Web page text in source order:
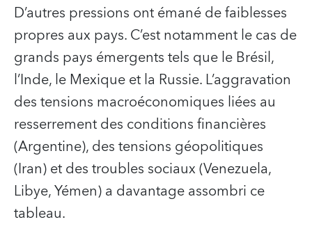
D’autres pressions ont émané de faiblesses
propres aux pays. C’est notamment le cas de
grands pays émergents tels que le Brésil,
l’Inde, le Mexique et la Russie. L’aggravation
des tensions macroéconomiques liées au
resserrement des conditions financières
(Argentine), des tensions géopolitiques
(Iran) et des troubles sociaux (Venezuela,
Libye, Yémen) a davantage assombri ce
tableau.